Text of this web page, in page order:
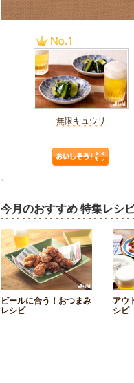
無限キュウリ
今月のおすすめ 特集レシ
ビールに合う！おつまみ
レシピ
アウ
シピ